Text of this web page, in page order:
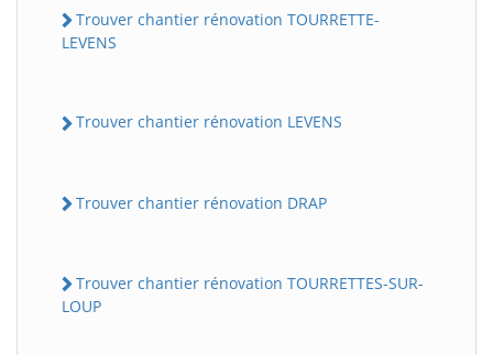
Trouver chantier rénovation TOURRETTE-
LEVENS
Trouver chantier rénovation LEVENS
Trouver chantier rénovation DRAP
Trouver chantier rénovation TOURRETTES-SUR-
LOUP